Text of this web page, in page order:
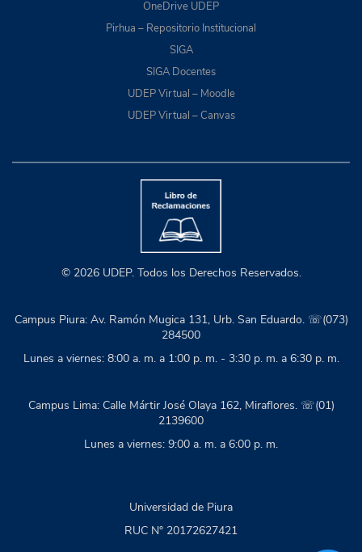
OneDrive UDEP
Pirhua – Repositorio Institucional
SIGA
SIGA Docentes
UDEP Virtual – Moodle
UDEP Virtual – Canvas
© 2026 UDEP. Todos los Derechos Reservados.
Campus Piura: Av. Ramón Mugica 131, Urb. San Eduardo. ☏(073)
284500
Lunes a viernes: 8:00 a. m. a 1:00 p. m. - 3:30 p. m. a 6:30 p. m.
Campus Lima: Calle Mártir José Olaya 162, Miraflores. ☏(01)
2139600
Lunes a viernes: 9:00 a. m. a 6:00 p. m.
Universidad de Piura
RUC N° 20172627421